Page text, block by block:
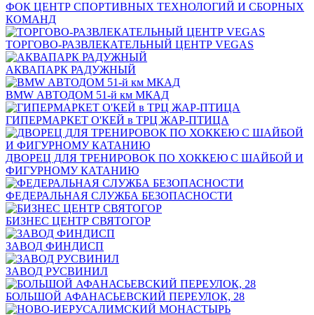
ФОК ЦЕНТР СПОРТИВНЫХ ТЕХНОЛОГИЙ И СБОРНЫХ
КОМАНД
ТОРГОВО-РАЗВЛЕКАТЕЛЬНЫЙ ЦЕНТР VEGAS
АКВАПАРК РАДУЖНЫЙ
BMW АВТОДОМ 51-й км МКАД
ГИПЕРМАРКЕТ О'КЕЙ в ТРЦ ЖАР-ПТИЦА
ДВОРЕЦ ДЛЯ ТРЕНИРОВОК ПО ХОККЕЮ С ШАЙБОЙ И
ФИГУРНОМУ КАТАНИЮ
ФЕДЕРАЛЬНАЯ СЛУЖБА БЕЗОПАСНОСТИ
БИЗНЕС ЦЕНТР СВЯТОГОР
ЗАВОД ФИНДИСП
ЗАВОД РУСВИНИЛ
БОЛЬШОЙ АФАНАСЬЕВСКИЙ ПЕРЕУЛОК, 28